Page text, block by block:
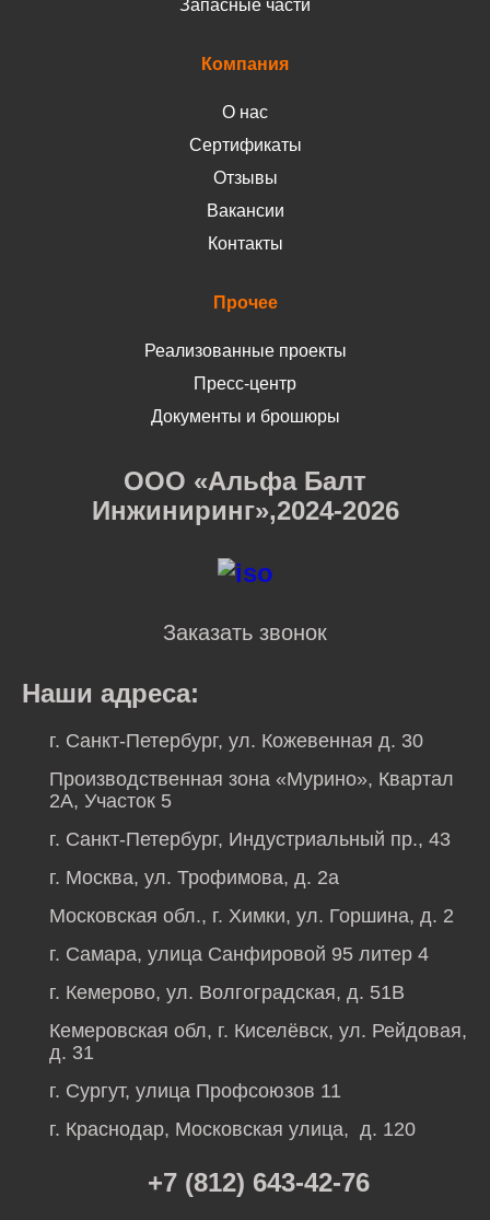
Запасные части
Компания
О нас
Сертификаты
Отзывы
Вакансии
Контакты
Прочее
Реализованные проекты
Пресс-центр
Документы и брошюры
ООО «Альфа Балт
Инжиниринг»,2024-2026
Заказать звонок
Наши адреса:
г. Санкт-Петербург, ул. Кожевенная д. 30
Производственная зона «Мурино», Квартал
2А, Участок 5
г. Санкт-Петербург, Индустриальный пр., 43
г. Москва, ул. Трофимова, д. 2а
Московская обл., г. Химки, ул. Горшина, д. 2
г. Самара, улица Санфировой 95 литер 4
г. Кемерово, ул. Волгоградская, д. 51В
Кемеровская обл, г. Киселёвск, ул. Рейдовая,
д. 31
г. Сургут, улица Профсоюзов 11
г. Краснодар, Московская улица, д. 120
+7 (812) 643-42-76